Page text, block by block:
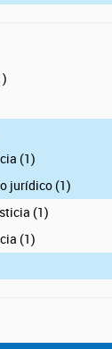
(1)
jurídico (1)
(1)
(1)